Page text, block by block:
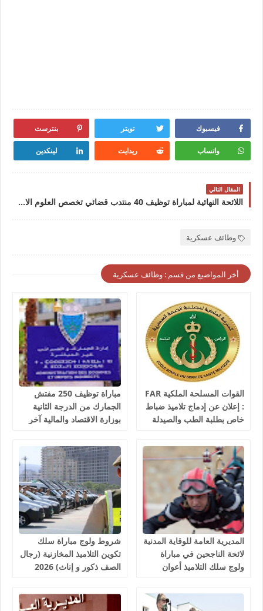
فيسبوك تويتر بنترست
واتساب ريدايت لينكدين
المقال التالي
اللائحة النهائية لمباراة توظيف 40 منتدب قضائي تخصص العلوم الاقتصادية أو التدبيرية ليوم 22 يناير 2023
وظائف عسكرية
أخر المواضيع من قسم : وظائف عسكرية
القوات المسلحة الملكية FAR
: إعلان عن إدماج تلاميذ ضباط
خاص بطلبة الطب والصيدلة
أجل هو 30 غشت 2026
مباراة توظيف 250 مفتش
الجمارك من الدرجة الثانية
بوزارة الاقتصاد والمالية آخر
المديرية العامة للوقاية المدنية
لائحة الناجحين في مباراة
ولوج سلك التلاميذ أعوان
شروط ولوج مباراة سلك
تكوين التلاميذ المخازنية (رجال
الصف ذكور و إناث) 2026